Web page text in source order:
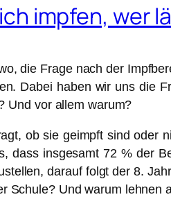
impfen, wer
die Frage nach der
Dabei haben wir uns die
Und vor allem warum?
ob sie geimpft sind oder
dass insgesamt 72 % der
darauf folgt der 8.
Schule? Und warum lehnen